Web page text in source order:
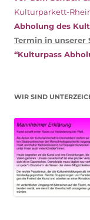
Kulturparkett-
Abholung des
Termin in unserer
“Kulturpass
WIR SIND